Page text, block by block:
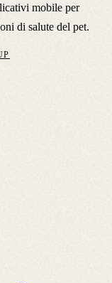
mobile per
di salute del pet.